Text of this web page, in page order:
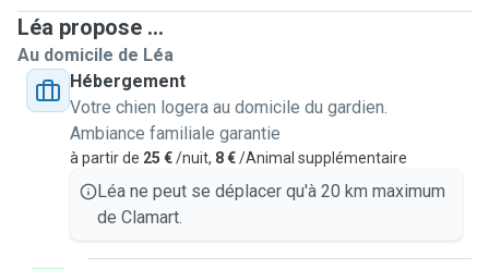
Léa propose ...
Au domicile de Léa
Hébergement
Votre chien logera au domicile du gardien.
Ambiance familiale garantie
à partir de 25 €/nuit, 8 €/Animal supplémentaire
Léa ne peut se déplacer qu'à 20 km maximum
de Clamart.